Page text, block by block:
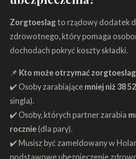
Zorgtoeslag to rządowy dodatek
zdrowotnego, który pomaga
dochodach pokryć koszty składki.
📌 Kto może otrzymać
✔️ Osoby zarabiające mniej niż 38
singla).
✔️ Osoby, których partner zarabia
rocznie (dla pary).
✔️ Musisz być zameldowany w
podstawowe ubezpieczenie